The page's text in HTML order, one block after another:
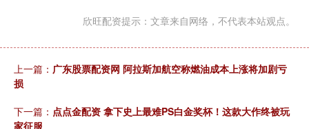
欣旺配资提示：文章来自网络，不代表本站观点。
上一篇： 广东股票配资网 阿拉斯加航空称燃油成本上涨将加剧亏
损
下一篇： 点点金配资 拿下史上最难PS白金奖杯！这款大作终被玩
家征服